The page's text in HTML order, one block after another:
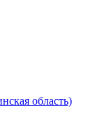
область)